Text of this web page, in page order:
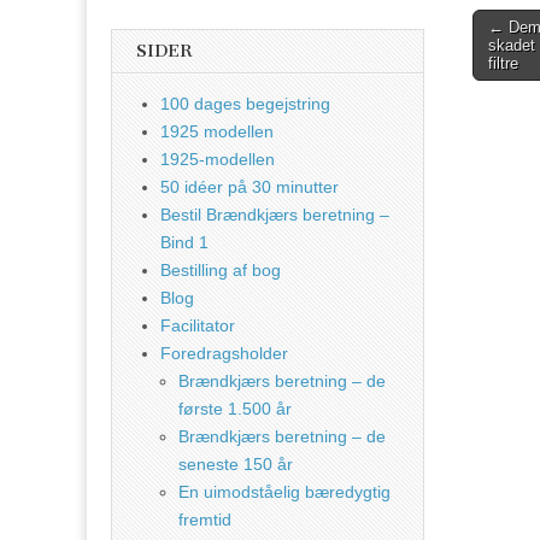
Post
←
skadet
filtre
SIDER
100 dages begejstring
1925 modellen
1925-modellen
50 idéer på 30 minutter
Bestil Brændkjærs beretning –
Bind 1
Bestilling af bog
Blog
Facilitator
Foredragsholder
Brændkjærs beretning – de
første 1.500 år
Brændkjærs beretning – de
seneste 150 år
En uimodståelig bæredygtig
fremtid